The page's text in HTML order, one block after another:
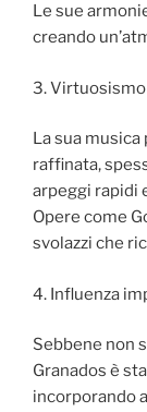
Le sue
creando
3.
La sua
raffinata,
arpeggi rapidi
Opere come
svolazzi che
4. Influenza
Sebbene non
Granados è
incorporando